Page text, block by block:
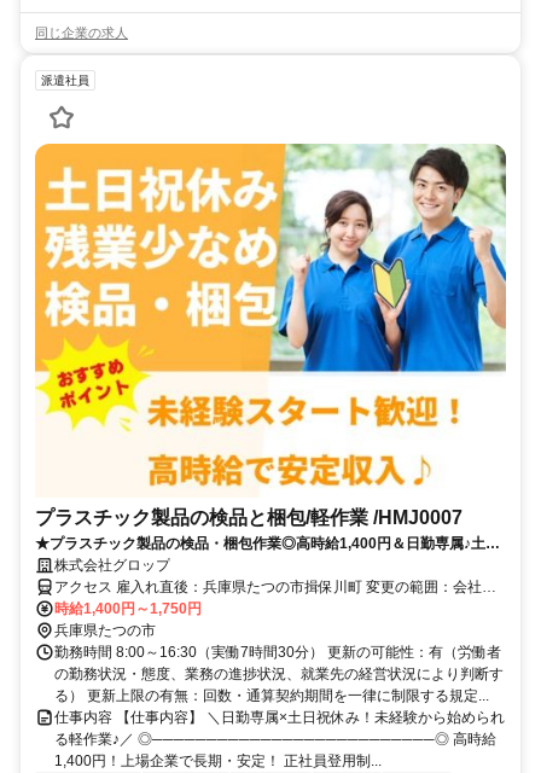
同じ企業の求人
派遣社員
プラスチック製品の検品と梱包/軽作業 /HMJ0007
★プラスチック製品の検品・梱包作業◎高時給1,400円＆日勤専属♪土日
祝休み・残業少なめで働きやすい！上場企業で安定勤務＆正社員登用制
度あり☆
株式会社グロップ
アクセス 雇入れ直後：兵庫県たつの市揖保川町 変更の範囲：会社の
定める就業場所＼アクセス／山陽電車「竜野駅」より車で10分／
JR「網干駅」より車で15分＼通勤備考／山陽電車「竜野駅」より車
で10分 JR山陽本線「網干駅」より車で15分
時給1,400円～1,750円
兵庫県たつの市
勤務時間 8:00～16:30（実働7時間30分） 更新の可能性：有（労働者
の勤務状況・態度、業務の進捗状況、就業先の経営状況により判断す
る） 更新上限の有無：回数・通算契約期間を一律に制限する規定...
仕事内容 【仕事内容】 ＼日勤専属×土日祝休み！未経験から始められ
る軽作業♪／ ◎──────────────────────────◎ 高時給
1,400円！上場企業で長期・安定！ 正社員登用制...